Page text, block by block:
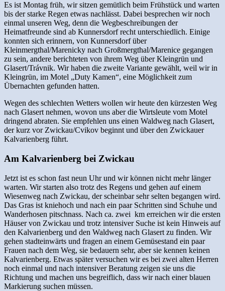
Es ist Montag früh, wir sitzen gemütlich beim Frühstück und warten
bis der starke Regen etwas nachlässt. Dabei besprechen wir noch
einmal unseren Weg, denn die Wegbeschreibungen der
Heimatfreunde sind ab Kunnersdorf recht unterschiedlich. Einige
konnten sich erinnern, von Kunnersdorf über
Kleinmergthal/Marenicky nach Großmergthal/Marenice gegangen
zu sein, andere berichteten von ihrem Weg über Kleingrün und
Glasert/Trávnik. Wir haben die zweite Variante gewählt, weil wir in
Kleingrün, im Motel „Duty Kamen“, eine Möglichkeit zum
Übernachten gefunden hatten.
Wegen des schlechten Wetters wollen wir heute den kürzesten Weg
nach Glasert nehmen, wovon uns aber die Wirtsleute vom Motel
dringend abraten. Sie empfehlen uns einen Waldweg nach Glasert,
der kurz vor Zwickau/Cvikov beginnt und über den Zwickauer
Kalvarienberg führt.
Am Kalvarienberg bei Zwickau
Jetzt ist es schon fast neun Uhr und wir können nicht mehr länger
warten. Wir starten also trotz des Regens und gehen auf einem
Wiesenweg nach Zwickau, der scheinbar sehr selten begangen wird.
Das Gras ist kniehoch und nach ein paar Schritten sind Schuhe und
Wanderhosen pitschnass. Nach ca. zwei km erreichen wir die ersten
Häuser von Zwickau und trotz intensiver Suche ist kein Hinweis auf
den Kalvarienberg und den Waldweg nach Glasert zu finden. Wir
gehen stadteinwärts und fragen an einem Gemüsestand ein paar
Frauen nach dem Weg, sie bedauern sehr, aber sie kennen keinen
Kalvarienberg. Etwas später versuchen wir es bei zwei alten Herren
noch einmal und nach intensiver Beratung zeigen sie uns die
Richtung und machen uns begreiflich, dass wir nach einer blauen
Markierung suchen müssen.